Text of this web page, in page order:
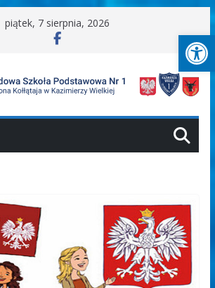
piątek, 7 sierpnia, 2026